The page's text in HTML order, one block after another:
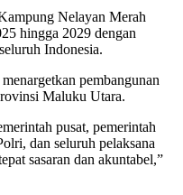
Nelayan Merah
hingga 2029 dengan
Indonesia.
pembangunan
Maluku Utara.
pusat, pemerintah
dan seluruh pelaksana
sasaran dan akuntabel,”